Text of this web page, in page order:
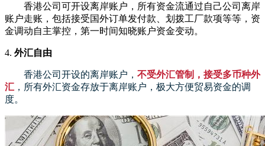
香港公司可开设离岸账户，所有资金流通过自己公司离岸
账户走账，包括接受国外订单发付款、划拨工厂款项等等，资
金调动自主掌控，第一时间知晓账户资金变动。
4. 外汇自由
香港公司开设的离岸账户， 不受外汇管制，接受多币种外
汇 ，所有外汇资金存放于离岸账户，极大方便贸易资金的调
度。